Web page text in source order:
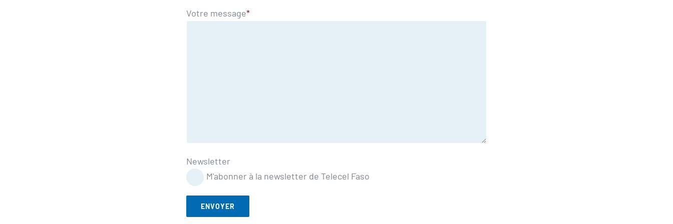
Votre message*
Newsletter
M'abonner à la newsletter de Telecel Faso
ENVOYER